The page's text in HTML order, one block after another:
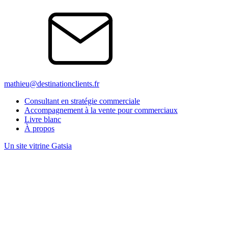
mathieu@destinationclients.fr
Consultant en stratégie commerciale
Accompagnement à la vente pour commerciaux
Livre blanc
À propos
Un site vitrine Gatsia